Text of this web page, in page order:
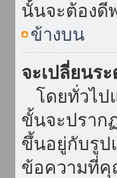
นั้นจะต้องดี
ข้างบน
จะเปลี่ยนร
โดยทั่วไป
ขั้นจะปราก
ขึ้นอยู่กับรูป
ข้อความที่คุ